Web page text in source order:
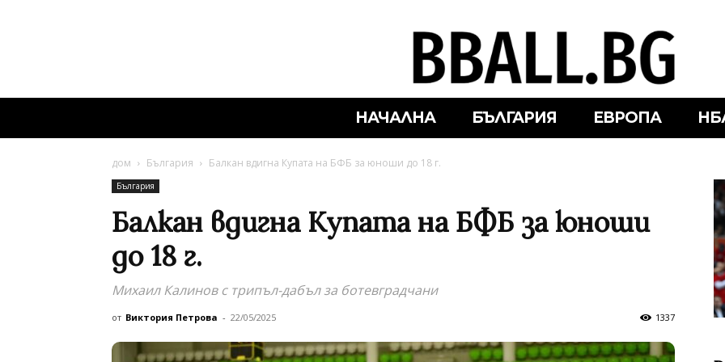
НАЧАЛНА БЪЛГАРИЯ ЕВРОПА
дом България Балкан вдигна Купата на БФБ за юноши до 18 г.
България
Балкан вдигна Купата на БФБ за юноши
до 18 г.
Михаил Калинов с трипъл-дабъл за ботевградчани
от Виктория Петрова - 22/05/2025 1337